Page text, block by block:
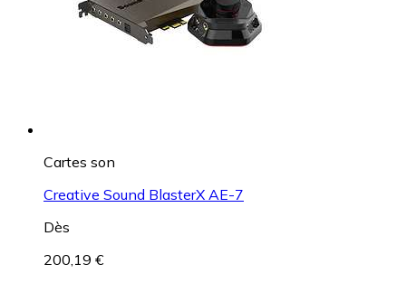
Cartes son
Creative Sound BlasterX AE-7
Dès
200,19 €